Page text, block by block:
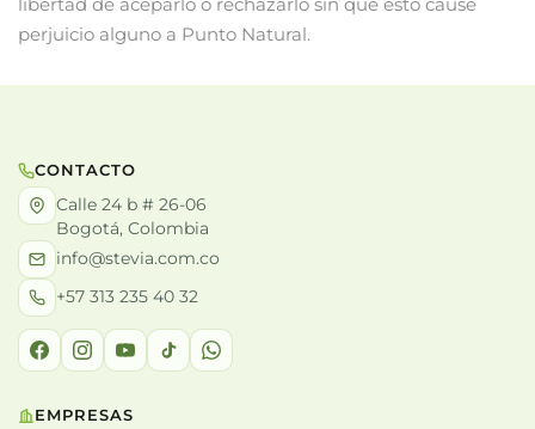
perjuicio alguno a Punto Natural.
CONTACTO
Calle 24 b # 26-06
Bogotá, Colombia
info@stevia.com.co
+57 313 235 40 32
EMPRESAS